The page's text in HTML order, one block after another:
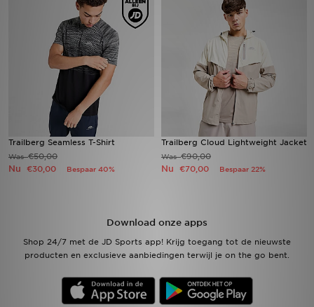
Trailberg Seamless T-Shirt
Was€50,00
Nu €30,00 Bespaar 40%
Trailberg Cloud Lightweight Jacket
Was€90,00
Nu €70,00 Bespaar 22%
Download onze apps
Shop 24/7 met de JD Sports app! Krijg toegang tot de nieuwste
producten en exclusieve aanbiedingen terwijl je on the go bent.
Winkel Zoeken
Bestelling Traceren
Klantenservice
Vacatures